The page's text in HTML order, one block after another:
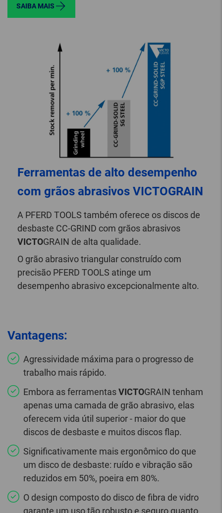
SAIBA MAIS
Ferramentas de alto desempenho
com grãos abrasivos VICTOGRAIN
A PFERD TOOLS também oferece os discos de
desbaste CC-GRIND com grãos abrasivos
VICTOGRAIN de alta qualidade.
O grão abrasivo triangular construído com
precisão PFERD TOOLS atinge um
desempenho abrasivo excepcionalmente alto.
Vantagens:
Agressividade máxima para o progresso de
trabalho mais rápido.
Embora as ferramentasVICTOGRAIN tenham
apenas uma camada de grão abrasivo, elas
oferecem vida útil superior - maior do que
discos de desbaste e muitos discos flap.
Significativamente mais ergonômico do que
um disco de desbaste: ruído e vibração são
reduzidos em 50%, poeira em 80%.
O design composto do disco de fibra de vidro
garante um uso tão robusto e seguro quanto